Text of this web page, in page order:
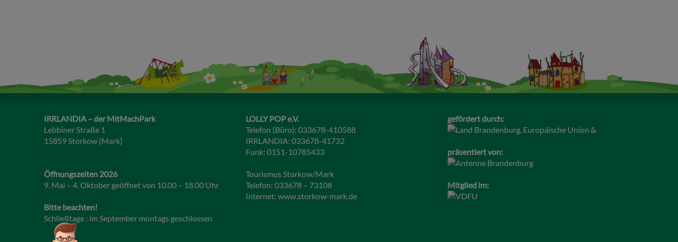
IRRLANDIA – der MitMachPark
Lebbiner Straße 1
15859 Storkow (Mark)
Öffnungszeiten 2026
9. Mai – 4. Oktober geöffnet von 10.00 – 18.00 Uhr
Bitte beachten!
Schließtage : im September montags geschlossen
LOLLY POP e.V.
Telefon (Büro): 033678-410588
IRRLANDIA: 033678-41732
Funk: 0151-10785433
Tourismus Storkow/Mark
Telefon: 033678 – 73108
Internet: www.storkow-mark.de
gefördert durch:
präsentiert von:
Mitglied im: